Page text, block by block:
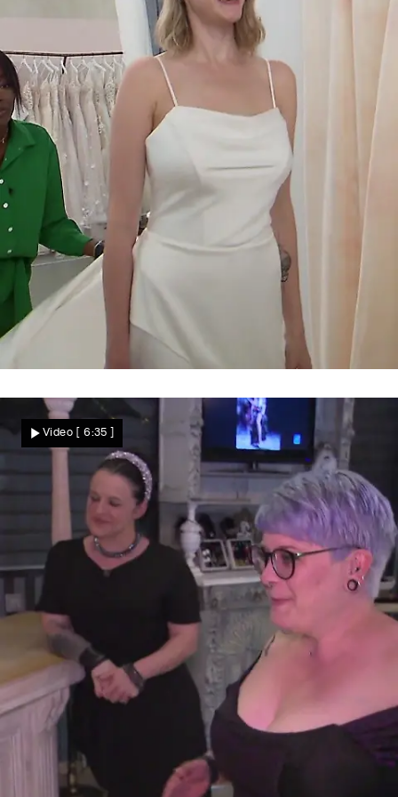
Zu normal
Susi erwartet einfach mehr
Video [ 6:35 ]